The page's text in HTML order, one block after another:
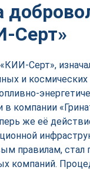
Серт»
Серт»,
и космических
компании
же её
правилам, стал
компаний.